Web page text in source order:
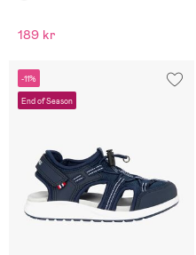
189 kr
-11%
End of Season